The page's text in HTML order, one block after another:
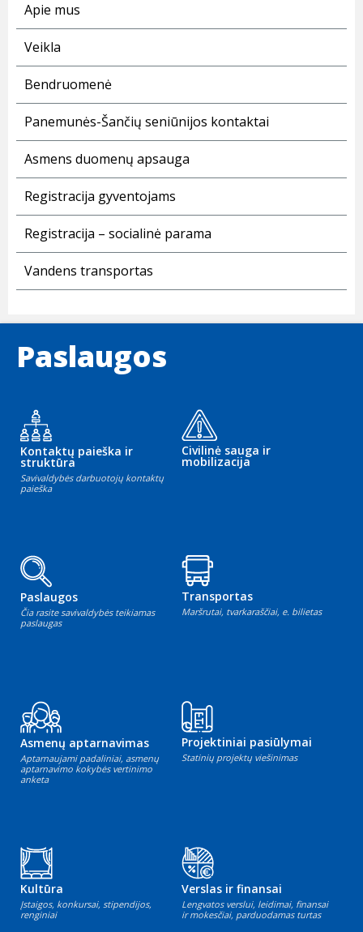
Apie mus
Veikla
Bendruomenė
Panemunės-Šančių seniūnijos kontaktai
Asmens duomenų apsauga
Registracija gyventojams
Registracija – socialinė parama
Vandens transportas
Paslaugos
Kontaktų paieška ir
struktūra
Savivaldybės darbuotojų kontaktų
paieška
Civilinė sauga ir
mobilizacija
Paslaugos
Čia rasite savivaldybės teikiamas
paslaugas
Transportas
Maršrutai, tvarkaraščiai, e. bilietas
Asmenų aptarnavimas
Aptarnaujami padaliniai, asmenų
aptarnavimo kokybės vertinimo
anketa
Projektiniai pasiūlymai
Statinių projektų viešinimas
Kultūra
Įstaigos, konkursai, stipendijos,
renginiai
Verslas ir finansai
Lengvatos verslui, leidimai, finansai
ir mokesčiai, parduodamas turtas